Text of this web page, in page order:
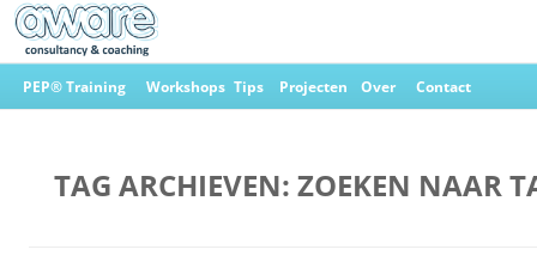
Ga
naar
PEP® Training Workshops Tips Projecten Over Contact
TAG ARCHIEVEN: ZOEKEN NAAR